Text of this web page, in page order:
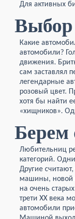
Для активных
Выбор
Какие
автомобили?
движения.
сам заставлял
легендарные
розовый цвет.
хотя бы найти
«хищников».
Берем
Любительниц
категорий.
Другие
машины, новой
на очень
трети XX века
автомобили